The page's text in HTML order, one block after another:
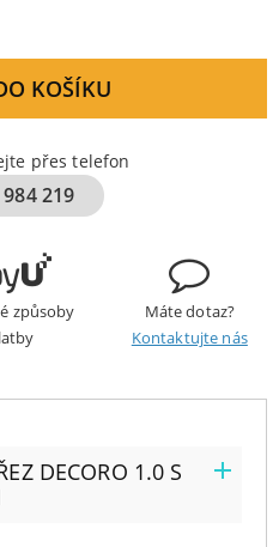
KOŠÍKU
přes telefon
219
způsoby
Máte dotaz?
Kontaktujte nás
DECORO 1.0 S